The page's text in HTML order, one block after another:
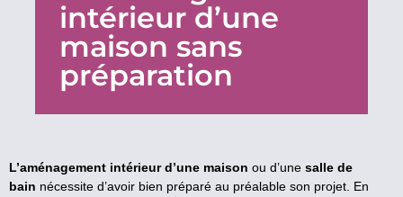
intérieur d’une
maison sans
préparation
L’aménagement intérieur d’une maison ou d’une salle de
bain nécessite d’avoir bien préparé au préalable son projet. En